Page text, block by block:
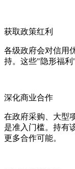
获取政策红利
各级政府会对信用
持。这些"隐形福利
深化商业合作
在政府采购、大型
是准入门槛。持有
更多合作可能。